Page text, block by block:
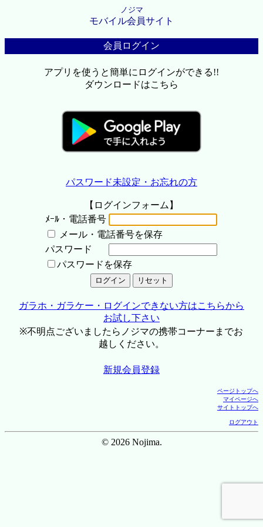
ノジマ
モバイル会員サイト
会員ログイン
アプリを使うと簡単にログインができる!!
ダウンロードはこちら
パスワード未設定・お忘れの方
【ログインフォーム】
ﾒｰﾙ・電話番号
メール・電話番号を保存
パスワード
パスワードを保存
ガラホ・ガラケー・ログインできない方はこちらから
お試し下さい
※不明点ございましたらノジマの携帯コーナーまでお
越しください。
新規会員登録
ページトップへ
マイページへ
サイトトップへ
ログアウト
© 2026 Nojima.